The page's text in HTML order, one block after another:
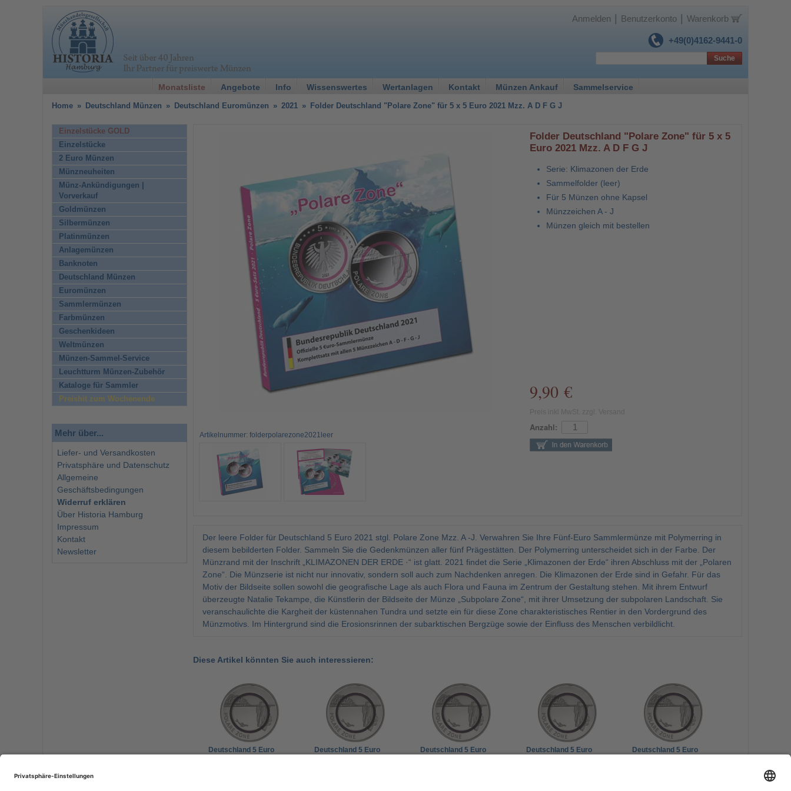
+49(0)4162-9441-0
Anmelden Benutzerkonto Warenkorb
Monatsliste Angebote Info Wissenswertes Wertanlagen Kontakt Münzen Ankauf Sammelservice
Suche
Home » Deutschland Münzen » Deutschland Euromünzen » 2021 » Folder Deutschland "Polare Zone" für 5 x 5 Euro 2021 Mzz. A D F G J
Artikelnummer: folderpolarezone2021leer
Folder Deutschland "Polare Zone" für 5 x 5
Euro 2021 Mzz. A D F G J
Serie: Klimazonen der Erde
Sammelfolder (leer)
Für 5 Münzen ohne Kapsel
Münzzeichen A - J
Münzen gleich mit bestellen
9,90 €
Anzahl:
Der leere Folder für Deutschland 5 Euro 2021 stgl. Polare Zone Mzz. A -J. Verwahren Sie Ihre Fünf-Euro Sammlermünze mit Polymerring in
diesem bebilderten Folder. Sammeln Sie die Gedenkmünzen aller fünf Prägestätten. Der Polymerring unterscheidet sich in der Farbe. Der
Münzrand mit der Inschrift „KLIMAZONEN DER ERDE ·“ ist glatt. 2021 findet die Serie „Klimazonen der Erde“ ihren Abschluss mit der „Polaren
Zone“. Die Münzserie ist nicht nur innovativ, sondern soll auch zum Nachdenken anregen. Die Klimazonen der Erde sind in Gefahr. Für das
Motiv der Bildseite sollen sowohl die geografische Lage als auch Flora und Fauna im Zentrum der Gestaltung stehen. Mit ihrem Entwurf
überzeugte Natalie Tekampe, die Künstlerin der Bildseite der Münze „Subpolare Zone“, mit ihrer Umsetzung der subpolaren Landschaft. Sie
veranschaulichte die Kargheit der küstennahen Tundra und setzte ein für diese Zone charakteristisches Rentier in den Vordergrund des
Münzmotivs. Im Hintergrund sind die Erosionsrinnen der subarktischen Bergzüge sowie der Einfluss des Menschen verbildlicht.
Diese Artikel könnten Sie auch interessieren:
Deutschland 5 Euro
Deutschland 5 Euro
Deutschland 5 Euro
Deutschland 5 Euro
Deutschland 5 Euro
Einzelstücke GOLD
Einzelstücke
2 Euro Münzen
Münzneuheiten
Münz-Ankündigungen |
Vorverkauf
Goldmünzen
Silbermünzen
Platinmünzen
Anlagemünzen
Banknoten
Deutschland Münzen
Euromünzen
Sammlermünzen
Farbmünzen
Geschenkideen
Weltmünzen
Münzen-Sammel-Service
Leuchtturm Münzen-Zubehör
Kataloge für Sammler
Preishit zum Wochenende
Mehr über...
Liefer- und Versandkosten
Privatsphäre und Datenschutz
Allgemeine
Geschäftsbedingungen
Widerruf erklären
Über Historia Hamburg
Impressum
Kontakt
Newsletter